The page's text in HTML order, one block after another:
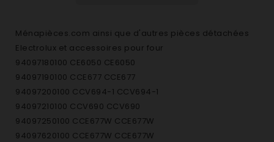
Ménapièces.com ainsi que d'autres pièces détachées
Electrolux et accessoires pour four
94097180100 CE6050 CE6050
94097190100 CCE677 CCE677
94097200100 CCV694-1 CCV694-1
94097210100 CCV690 CCV690
94097250100 CCE677W CCE677W
94097620100 CCE677W CCE677W